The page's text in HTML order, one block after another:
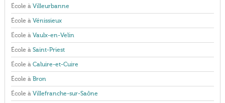
École à Villeurbanne
École à Vénissieux
École à Vaulx-en-Velin
École à Saint-Priest
École à Caluire-et-Cuire
École à Bron
École à Villefranche-sur-Saône